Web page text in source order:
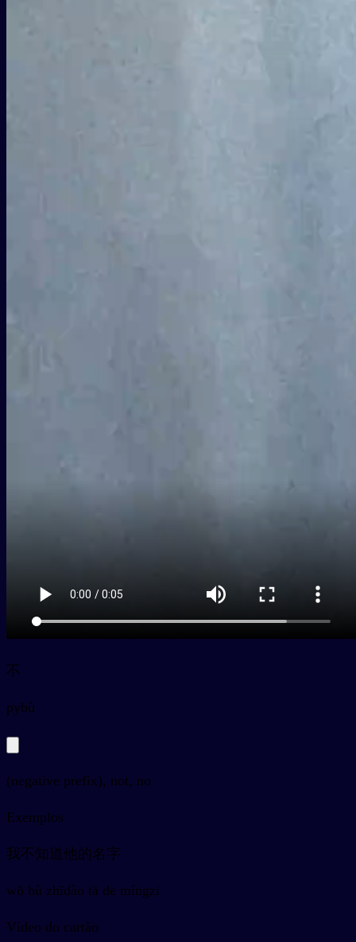
不
pybù
(negative prefix), not, no
Exemplos
我不知道他的名字
wǒ bù zhīdào tā de míngzi
Vídeo do cartão